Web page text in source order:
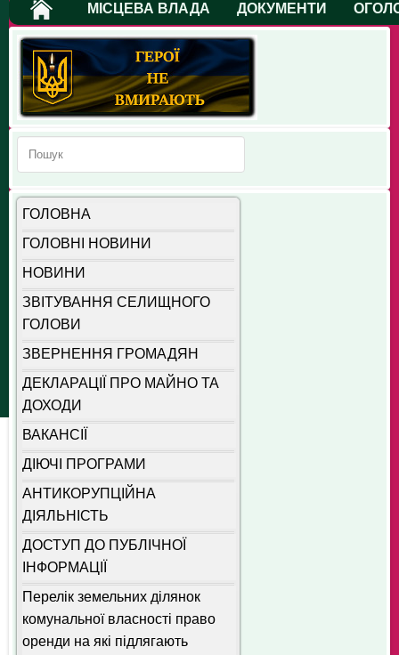
МІСЦЕВА ВЛАДА ДОКУМЕНТИ
ГОЛОВНА
ГОЛОВНІ НОВИНИ
НОВИНИ
ЗВІТУВАННЯ СЕЛИЩНОГО
ГОЛОВИ
ЗВЕРНЕННЯ ГРОМАДЯН
ДЕКЛАРАЦІЇ ПРО МАЙНО ТА
ДОХОДИ
ВАКАНСІЇ
ДІЮЧІ ПРОГРАМИ
АНТИКОРУПЦІЙНА
ДІЯЛЬНІСТЬ
ДОСТУП ДО ПУБЛІЧНОЇ
ІНФОРМАЦІЇ
Перелік земельних ділянок
комунальної власності право
оренди на які підлягають